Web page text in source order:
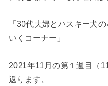
「30代夫婦とハスキー犬
いくコーナー」
2021年11月の第１週目（
返ります。